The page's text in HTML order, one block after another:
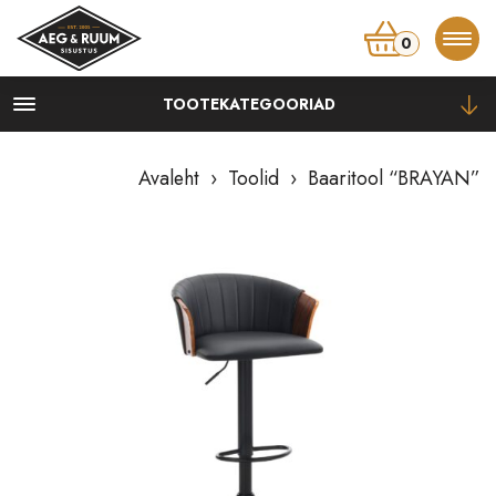
0
TOOTEKATEGOORIAD
Kapid
Kummutid, kapid
Diivanilauad, abilauad
Avaleht › Toolid › Baaritool “BRAYAN”